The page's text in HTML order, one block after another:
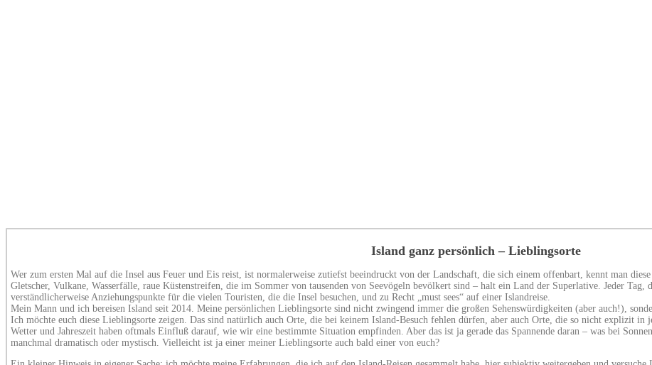
Island ganz persönlich – Lieblingsorte
Wer zum ersten Mal auf die Insel aus Feuer und Eis reist, ist normalerweise zutiefst beeindruckt von der Landschaft, die sich einem offenbart, kennt man
Gletscher, Vulkane, Wasserfälle, raue Küstenstreifen, die im Sommer von tausenden von Seevögeln bevölkert sind – halt ein Land der Superlative. Jeder
verständlicherweise Anziehungspunkte für die vielen Touristen, die die Insel besuchen, und zu Recht „must sees“ auf einer Islandreise.
Mein Mann und ich bereisen Island seit 2014. Meine persönlichen Lieblingsorte sind nicht zwingend immer die großen Sehenswürdigkeiten (aber auch!),
Ich möchte euch diese Lieblingsorte zeigen. Das sind natürlich auch Orte, die bei keinem Island-Besuch fehlen dürfen, aber auch Orte, die so nicht explizit in
Wetter und Jahreszeit haben oftmals Einfluß darauf, wie wir eine bestimmte Situation empfinden. Aber das ist ja gerade das Spannende daran – was bei
manchmal dramatisch oder mystisch. Vielleicht ist ja einer meiner Lieblingsorte auch bald einer von euch?